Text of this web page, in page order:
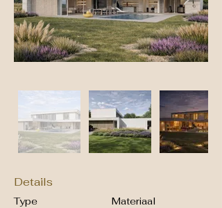
Details
Type
Materiaal